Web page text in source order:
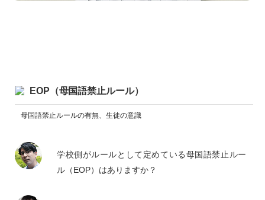
EOP（母国語禁止ルール）
母国語禁止ルールの有無、生徒の意識
学校側がルールとして定めている母国語禁止ルー
ル（EOP）はありますか？